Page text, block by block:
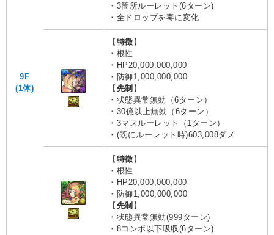
9F
(1体)
・3箇所ルーレット(6ターン)
・全ドロップを毒に変化
【 特徴 】
・根性
・HP20,000,000,000
・防御1,000,000,000
【 先制 】
・状態異常無効（6ターン）
・30億以上無効（6ターン）
・3マスルーレット（1ターン）
・(既にルーレット時)603,008ダメ
【 特徴 】
・根性
・HP20,000,000,000
・防御1,000,000,000
【 先制 】
・状態異常無効(999ターン)
・8コンボ以下吸収(6ターン)